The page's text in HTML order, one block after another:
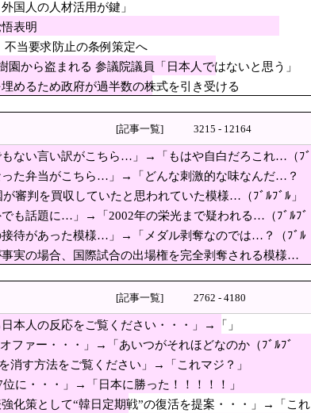
せられた」 [8/7]
」
まれる 参議院議員「日本人ではないと思
襲われると為すすべべもなくダメージを受
除しました！」 → ネット特定班「女児？全学連のプロ
売る物が無さすぎて輸出額で韓国に惨敗・・・
い訳がこちら…」→「もはや自白だろこ
味の独立です！米ソに支配さえされなければ・・』
都市、ではトップ3は？
悔しさ露わ
売実績水増し [8/7]
国人の人材活用が鍵」
表明
不当要求防止の条例策定へ
園から盗まれる 参議院議員「日本人ではないと思う」
めるため政府が過半数の株式を引き受ける
[記事一覧] 3215 - 12164
ない言い訳がこちら…」→「もはや自白だろこれ…（ﾌﾞ
た弁当がこちら…」→「どんな刺激的な味なんだ…？
審判を買収していたと思われていた模様…（ﾌﾞﾙﾌﾞﾙ」
も話題に…」→「2002年の栄光まで疑われる…（ﾌﾞﾙﾌﾞ
待があった模様…」→「メダル剥奪なのでは…？（ﾌﾞﾙ
実の場合、国際試合の出場権を完全剥奪される模様…
[記事一覧] 2762 - 4180
本人の反応をご覧ください・・・」→「」
ファー・・・」→「あいつがそれほどなのか（ﾌﾞﾙﾌﾞ
、それでもやっぱり羨ましいね」
消す方法をご覧ください」→「これマジ？」
に・・・」→「日本に勝った！！！！！」
化策として“韓日定期戦”の復活を提案・・・」→「これ